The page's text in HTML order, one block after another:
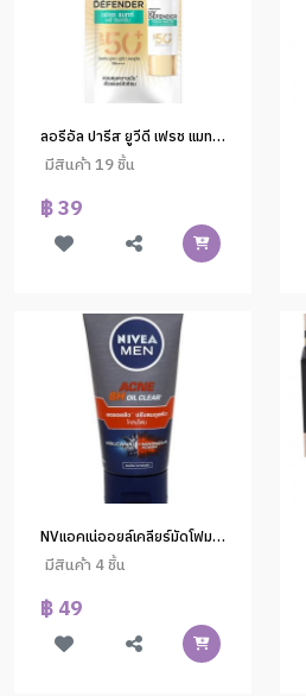
ลอรีอัล ปารีส ยูวีดี เฟรช แมทท์ 5.5มล.
มีสินค้า 19 ชิ้น
฿ 39
NVแอคเน่ออยล์เคลียร์มัดโฟม50ก.
มีสินค้า 4 ชิ้น
฿ 49